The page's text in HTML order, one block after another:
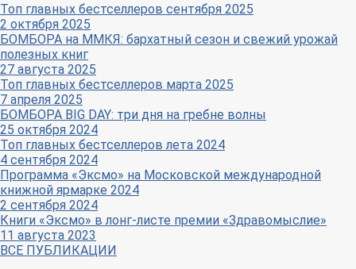
Топ главных бестселлеров сентября 2025
2 октября 2025
БОМБОРА на ММКЯ: бархатный сезон и свежий урожай
полезных книг
27 августа 2025
Топ главных бестселлеров марта 2025
7 апреля 2025
БОМБОРА BIG DAY: три дня на гребне волны
25 октября 2024
Топ главных бестселлеров лета 2024
4 сентября 2024
Программа «Эксмо» на Московской международной
книжной ярмарке 2024
2 сентября 2024
Книги «Эксмо» в лонг-листе премии «Здравомыслие»
11 августа 2023
ВСЕ ПУБЛИКАЦИИ